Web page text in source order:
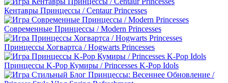
Кентавры Принцессы / Centaur Princesses
Современные Принцессы / Modern Princesses
Принцессы Хогвартса / Hogwarts Princesses
Принцессы K-Pop Кумиры / Princesses K-Pop Idols